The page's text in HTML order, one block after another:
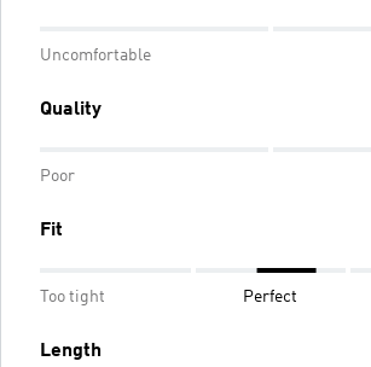
Uncomfortable
Quality
Poor
Fit
Too tight Perfect
Length